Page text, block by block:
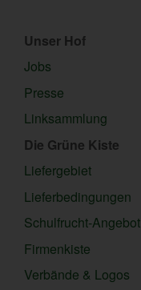
Unser Hof
Jobs
Presse
Linksammlung
Die Grüne Kiste
Liefergebiet
Lieferbedingungen
Schulfrucht-Angebot
Firmenkiste
Verbände & Logos